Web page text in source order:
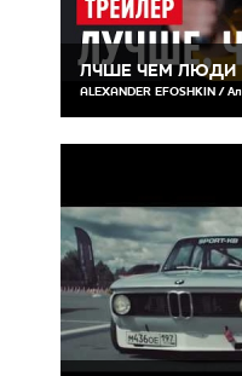
ЛЧШЕ ЧЕМ ЛЮДИ
ALEXANDER EFOSHKIN /